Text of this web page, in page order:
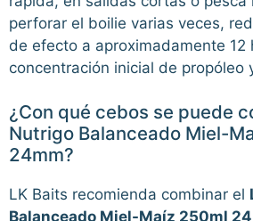
perforar el boilie varias veces,
de efecto a aproximadamente 12
concentración inicial de propóleo
¿Con qué cebos se puede
Nutrigo Balanceado Miel-
24mm?
LK Baits recomienda combinar el
Balanceado Miel-Maíz 250ml